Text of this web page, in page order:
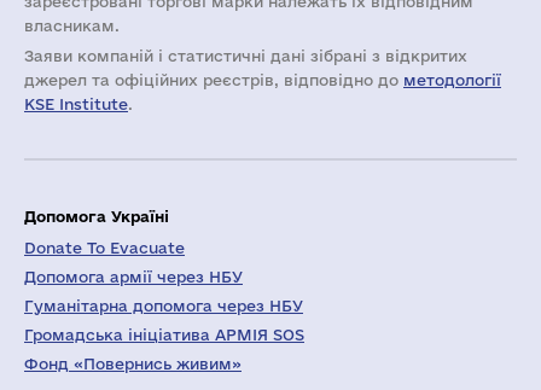
власникам.
Заяви компаній i статистичні дані зібрані з відкритих
джерел та офіційних реєстрів, відповідно до методології
KSE Institute.
Допомога Україні
Donate To Evacuate
Допомога армії через НБУ
Гуманітарна допомога через НБУ
Громадська ініціатива АРМІЯ SOS
Фонд «Повернись живим»